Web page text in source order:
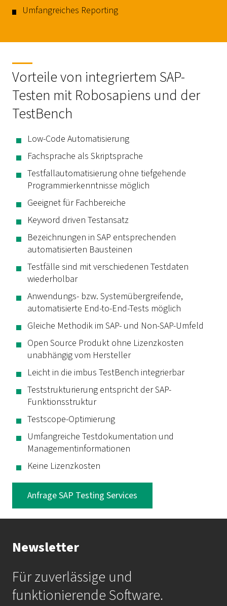
Umfangreiches Reporting
Vorteile von integriertem SAP-
Testen mit Robosapiens und der
TestBench
Low-Code Automatisierung
Fachsprache als Skriptsprache
Testfallautomatisierung ohne tiefgehende
Programmierkenntnisse möglich
Geeignet für Fachbereiche
Keyword driven Testansatz
Bezeichnungen in SAP entsprechenden
automatisierten Bausteinen
Testfälle sind mit verschiedenen Testdaten
wiederholbar
Anwendungs- bzw. Systemübergreifende,
automatisierte End-to-End-Tests möglich
Gleiche Methodik im SAP- und Non-SAP-Umfeld
Open Source Produkt ohne Lizenzkosten
unabhängig vom Hersteller
Leicht in die imbus TestBench integrierbar
Teststrukturierung entspricht der SAP-
Funktionsstruktur
Testscope-Optimierung
Umfangreiche Testdokumentation und
Managementinformationen
Keine Lizenzkosten
Anfrage SAP Testing Services
Newsletter
Für zuverlässige und
funktionierende Software.